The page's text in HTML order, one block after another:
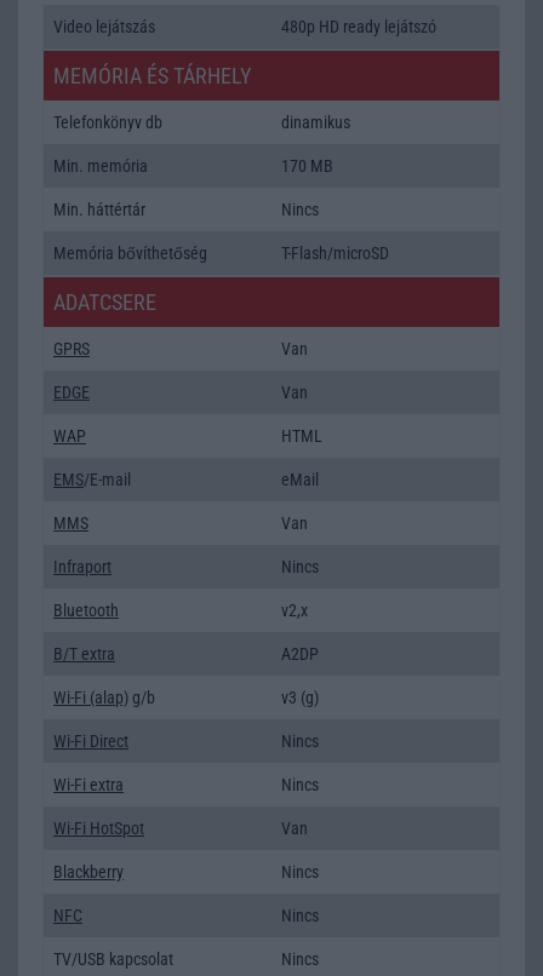
Video lejátszás 480p HD ready lejátszó
MEMÓRIA ÉS TÁRHELY
Telefonkönyv db dinamikus
Min. memória 170 MB
Min. háttértár Nincs
Memória bővíthetőség T-Flash/microSD
ADATCSERE
GPRS Van
EDGE Van
WAP HTML
EMS/E-mail eMail
MMS Van
Infraport Nincs
Bluetooth v2,x
B/T extra A2DP
Wi-Fi (alap) g/b v3 (g)
Wi-Fi Direct Nincs
Wi-Fi extra Nincs
Wi-Fi HotSpot Van
Blackberry Nincs
NFC Nincs
TV/USB kapcsolat Nincs